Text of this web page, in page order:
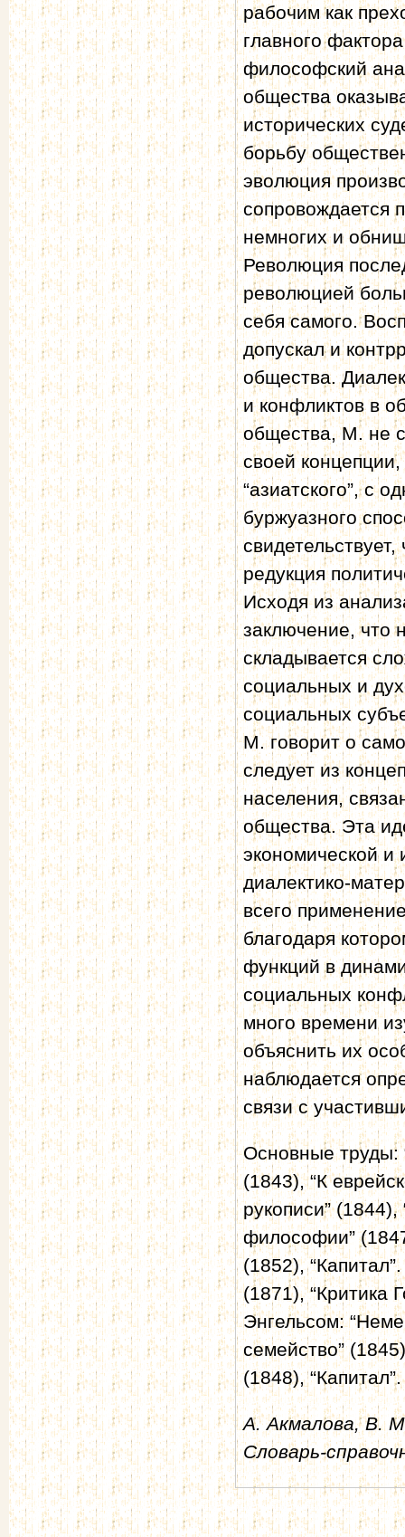
рабочим как
главного
философский
общества
исторических
борьбу
эволюция
сопровождается
немногих и
Революция
революцией
себя самого.
допускал и
общества.
и конфликтов в
общества, М. не
своей
“азиатского”, с
буржуазного
редукция
Исходя из
заключение, что
складывается
социальных и
социальных
М. говорит о
следует из
населения,
общества. Эта
экономической и
диалектико-
всего
благодаря
функций в
социальных
много времени
объяснить их
наблюдается
связи с
Основные труды:
(1843), “К
рукописи”
философии”
(1852),
(1871), “Критика
Энгельсом:
семейство”
(1848),
А. Акмалова, В.
Словарь-